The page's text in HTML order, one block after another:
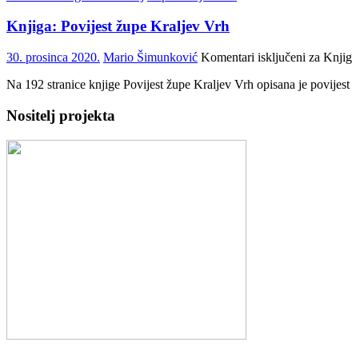
Knjiga: Povijest župe Kraljev Vrh
30. prosinca 2020. Mario Šimunković Komentari isključeni za
Na 192 stranice knjige Povijest župe Kraljev Vrh opisana je
Nositelj projekta